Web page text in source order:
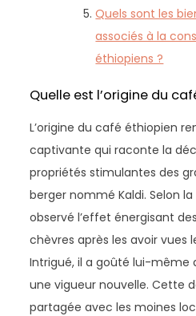
Quels sont les
associés à la
éthiopiens ?
Quelle est l’origine du
L’origine du café éthiopien
captivante qui raconte la
propriétés stimulantes des
berger nommé Kaldi. Selon
observé l’effet énergisant
chèvres après les avoir vues
Intrigué, il a goûté lui-même
une vigueur nouvelle. Cette
partagée avec les moines